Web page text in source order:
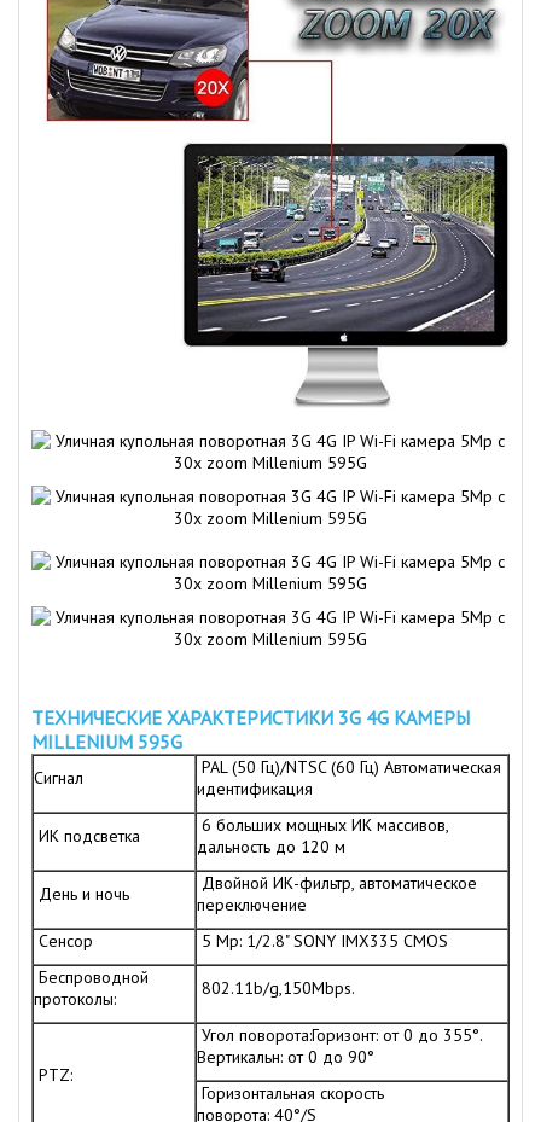
ТЕХНИЧЕСКИЕ ХАРАКТЕРИСТИКИ 3G 4G КАМЕРЫ
MILLENIUM 595G
Сигнал
PAL (50 Гц)/NTSC (60 Гц) Автоматическая
идентификация
ИК подсветка
6 больших мощных ИК массивов,
дальность до 120 м
День и ночь
Двойной ИК-фильтр, автоматическое
переключение
Сенсор
5 Mp: 1/2.8" SONY IMX335 CMOS
Беспроводной
протоколы:
802.11b/g,150Mbps.
PTZ:
Угол поворота:Горизонт: от 0 до 355°.
Вертикальн: от 0 до 90°
Горизонтальная скорость
поворота: 40°/S